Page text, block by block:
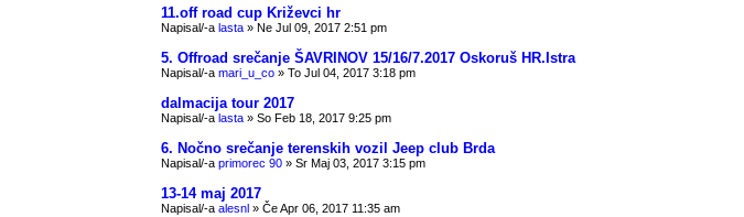
11.off road cup Križevci hr
Napisal/-a lasta » Ne Jul 09, 2017 2:51 pm
5. Offroad srečanje ŠAVRINOV 15/16/7.2017 Oskoruš HR.Istra
Napisal/-a mari_u_co » To Jul 04, 2017 3:18 pm
dalmacija tour 2017
Napisal/-a lasta » So Feb 18, 2017 9:25 pm
6. Nočno srečanje terenskih vozil Jeep club Brda
Napisal/-a primorec 90 » Sr Maj 03, 2017 3:15 pm
13-14 maj 2017
Napisal/-a alesnl » Če Apr 06, 2017 11:35 am